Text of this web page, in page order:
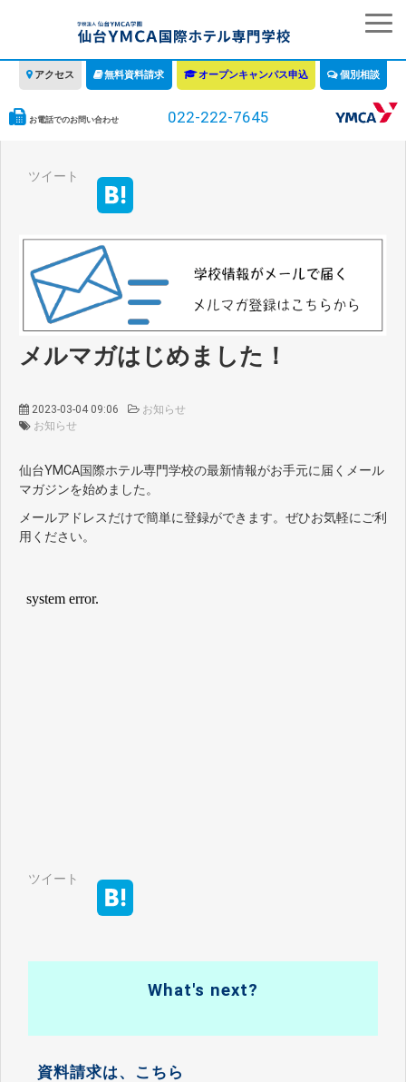
アクセス 無料資料請求 オープンキャンパス申込 個別相談
お電話でのお問い合わせ 022-222-7645
募集要項・学費・入学ガイド
ツイート
メルマガはじめました！
2023-03-04 09:06
お知らせ
お知らせ
仙台YMCA国際ホテル専門学校の最新情報がお手元に届くメール
マガジンを始めました。
メールアドレスだけで簡単に登録ができます。ぜひお気軽にご利
用ください。
ツイート
What's next?
資料請求は、こちら